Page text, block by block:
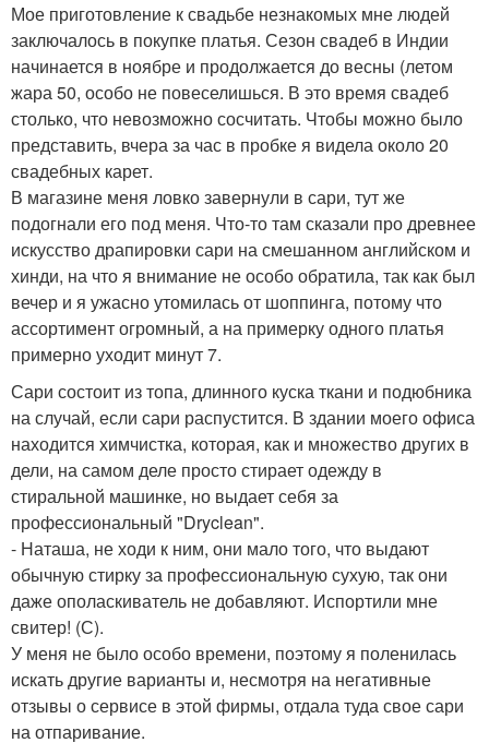
Мое приготовление к свадьбе незнакомых мне людей
заключалось в покупке платья. Сезон свадеб в Индии
начинается в ноябре и продолжается до весны (летом
жара 50, особо не повеселишься. В это время свадеб
столько, что невозможно сосчитать. Чтобы можно было
представить, вчера за час в пробке я видела около 20
свадебных карет.
В магазине меня ловко завернули в сари, тут же
подогнали его под меня. Что-то там сказали про древнее
искусство драпировки сари на смешанном английском и
хинди, на что я внимание не особо обратила, так как был
вечер и я ужасно утомилась от шоппинга, потому что
ассортимент огромный, а на примерку одного платья
примерно уходит минут 7.
Сари состоит из топа, длинного куска ткани и подюбника
на случай, если сари распустится. В здании моего офиса
находится химчистка, которая, как и множество других в
дели, на самом деле просто стирает одежду в
стиральной машинке, но выдает себя за
профессиональный "Dryclean".
- Наташа, не ходи к ним, они мало того, что выдают
обычную стирку за профессиональную сухую, так они
даже ополаскиватель не добавляют. Испортили мне
свитер! (С).
У меня не было особо времени, поэтому я поленилась
искать другие варианты и, несмотря на негативные
отзывы о сервисе в этой фирмы, отдала туда свое сари
на отпаривание.